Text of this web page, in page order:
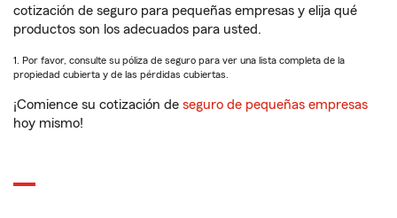
cotización de seguro para pequeñas empresas y elija qué
productos son los adecuados para usted.
1. Por favor, consulte su póliza de seguro para ver una lista completa de la
propiedad cubierta y de las pérdidas cubiertas.
¡Comience su cotización de seguro de pequeñas empresas
hoy mismo!